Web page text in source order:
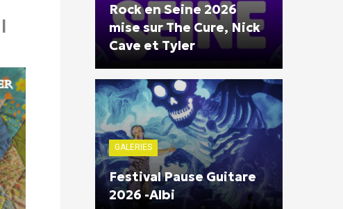
Rock en Seine 2026
mise sur The Cure, Nick
Cave et Tyler
GALERIES
Festival Pause Guitare
2026 -Albi